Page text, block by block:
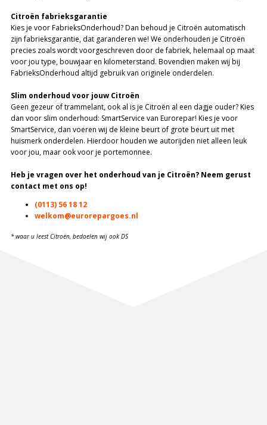
Citroën fabrieksgarantie
Kies je voor FabrieksOnderhoud? Dan behoud je Citroën automatisch
zijn fabrieksgarantie, dat garanderen we! We onderhouden je Citroën
precies zoals wordt voorgeschreven door de fabriek, helemaal op maat
voor jou type, bouwjaar en kilometerstand. Bovendien maken wij bij
FabrieksOnderhoud altijd gebruik van originele onderdelen.
Slim onderhoud voor jouw Citroën
Geen gezeur of trammelant, ook al is je Citroën al een dagje ouder? Kies
dan voor slim onderhoud: SmartService van Eurorepar! Kies je voor
SmartService, dan voeren wij de kleine beurt of grote beurt uit met
huismerk onderdelen. Hierdoor houden we autorijden niet alleen leuk
voor jou, maar ook voor je portemonnee.
Heb je vragen over het onderhoud van je Citroën? Neem gerust
contact met ons op!
(0113) 56 18 12
welkom@eurorepargoes.nl
* waar u leest Citroën, bedoelen wij ook DS